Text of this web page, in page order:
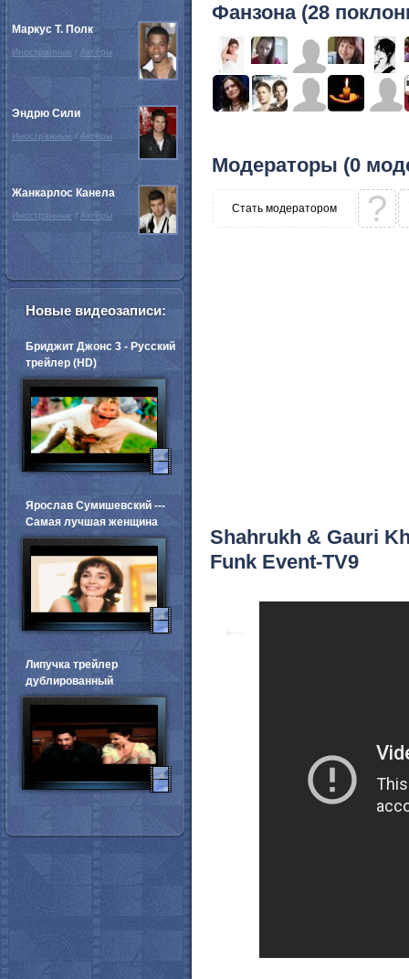
Фанзона (28
Модераторы (0
Стать модератором ?
Shahrukh & Gauri
Funk Event-TV9
Маркус Т. Полк
Иностранные / Актёры
Эндрю Сили
Иностранные / Актёры
Жанкарлос Канела
Иностранные / Актёры
Новые видеозаписи:
Бриджит Джонс 3 - Русский
трейлер (HD)
Ярослав Сумишевский ---
Самая лучшая женщина
Липучка трейлер
дублированный